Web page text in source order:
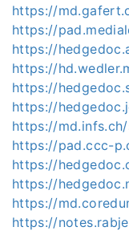
https://
https://
https://
https://
https://
https://
https://md.infs.ch/
https://pad.ccc-
https://
https://
https://
https://